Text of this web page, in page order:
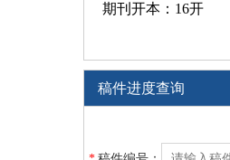
期刊开本：16开
稿件进度查询